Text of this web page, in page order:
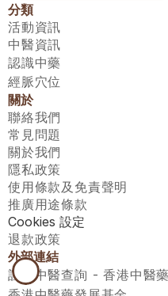
分類
活動資訊
中醫資訊
認識中藥
經脈穴位
關於
聯絡我們
常見問題
關於我們
隱私政策
使用條款及免責聲明
推廣用途條款
Cookies 設定
退款政策
外部連結
註冊中醫查詢 - 香港中醫